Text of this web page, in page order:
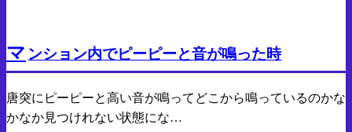
マ ンション内でピーピーと音が鳴った時
唐突にピーピーと高い音が鳴ってどこから鳴っているのかな
かなか見つけれない状態にな…